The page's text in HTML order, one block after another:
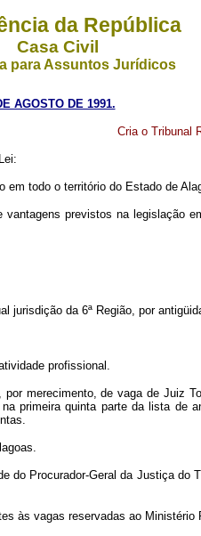
da República
Casa Civil
para Assuntos Jurídicos
AGOSTO DE 1991.
Cria o Tribunal
em todo o território do Estado de
previstos na legislação
da 6ª Região, por
profissional.
merecimento, de vaga de Juiz
primeira quinta parte da lista de
Procurador-Geral da Justiça
às vagas reservadas ao